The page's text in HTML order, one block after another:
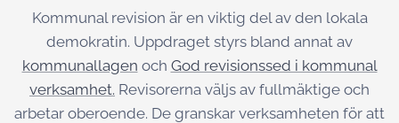
Kommunal revision är en viktig del av den lokala
demokratin. Uppdraget styrs bland annat av
kommunallagen och God revisionssed i kommunal
verksamhet. Revisorerna väljs av fullmäktige och
arbetar oberoende. De granskar verksamheten för att